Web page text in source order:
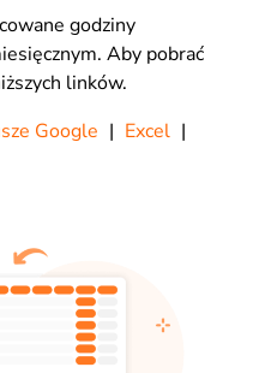
godziny
Aby pobrać
linków.
Google | Excel |